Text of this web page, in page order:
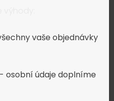
vaše objednávky
- osobní údaje doplníme